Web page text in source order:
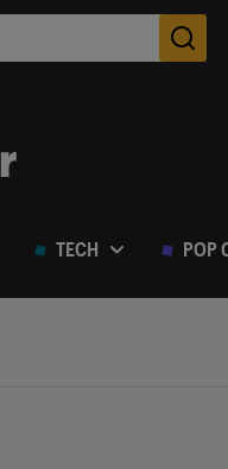
TECH POP